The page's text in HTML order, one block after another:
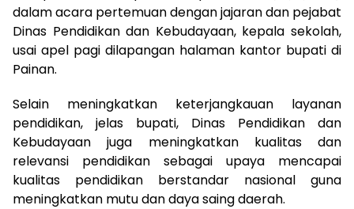
dalam acara pertemuan dengan jajaran dan pejabat
Dinas Pendidikan dan Kebudayaan, kepala sekolah,
usai apel pagi dilapangan halaman kantor bupati di
Painan.
Selain meningkatkan keterjangkauan layanan
pendidikan, jelas bupati, Dinas Pendidikan dan
Kebudayaan juga meningkatkan kualitas dan
relevansi pendidikan sebagai upaya mencapai
kualitas pendidikan berstandar nasional guna
meningkatkan mutu dan daya saing daerah.